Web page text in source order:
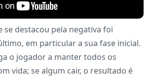
se destacou pela negativa foi
em particular a sua fase inicial.
o jogador a manter todos os
vida; se algum cair, o resultado é